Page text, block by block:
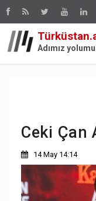
Adımız
Ceki Çan
14 May 14:14